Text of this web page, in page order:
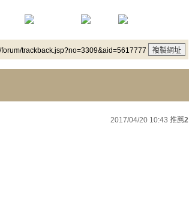
trackback.jsp?no=3309&aid=5617777
2017/04/20 10:43 推薦2